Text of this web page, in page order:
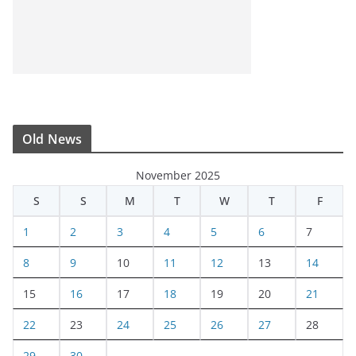
Old News
November 2025
S
S M T W T F
1 2 3 4 5 6 7
8 9 10 11 12 13 14
15 16 17 18 19 20 21
22 23 24 25 26 27 28